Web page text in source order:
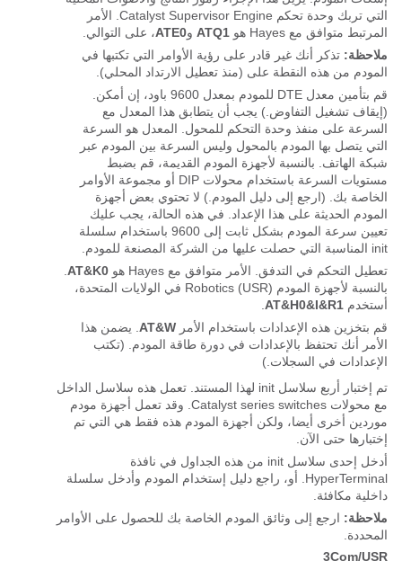
التي تربك وحدة تحكم Catalyst Supervisor Engine. الأمر
المرتبط متوافق مع Hayes هو
ATQ1 وATE0، على التوالي.
ملاحظة: تذكر أنك غير قادر على رؤية الأوامر التي تكتبها في
المودم من هذه النقطة على (منذ تعطيل الارتداد المحلي).
قم بتأمين معدل DTE للمودم بمعدل 9600 باود، إن أمكن.
(إيقاف تشغيل التفاوض.) يجب أن يتطابق هذا المعدل مع
السرعة على منفذ وحدة التحكم للمحول. المعدل هو السرعة
التي يتصل بها المودم بالمحول وليس السرعة بين المودم عبر
شبكة الهاتف. بالنسبة لأجهزة المودم القديمة، قم بضبط
مستويات السرعة باستخدام محولات DIP أو مجموعة الأوامر
الخاصة بك. (ارجع إلى دليل المودم.) لا تحتوي بعض أجهزة
المودم الحديثة على هذا الإعداد. في هذه الحالة، يجب عليك
تعيين سرعة المودم بشكل ثابت إلى 9600 باستخدام سلسلة
init المناسبة التي حصلت عليها من الشركة المصنعة للمودم.
تعطيل التحكم في التدفق. الأمر متوافق مع Hayes هو
AT&K0
.
بالنسبة لأجهزة المودم Robotics (USR) في الولايات المتحدة،
أستخدم AT&H0&I&R1
.
قم بتخزين هذه الإعدادات باستخدام الأمر AT&W. يضمن هذا
الأمر أنك تحتفظ بالإعدادات في دورة طاقة المودم. (تكتب
الإعدادات في السجلات.)
تم إختبار أربع سلاسل init لهذا المستند. تعمل هذه سلاسل الداخل
مع محولات Catalyst series switches. وقد تعمل أجهزة مودم
موردين أخرى أيضا، ولكن أجهزة المودم هذه فقط هي التي تم
إختبارها حتى الآن.
أدخل إحدى سلاسل init من هذه الجداول في نافذة
HyperTerminal. أو، راجع دليل إستخدام المودم وأدخل سلسلة
داخلية مكافئة.
ملاحظة: ارجع إلى وثائق المودم الخاصة بك للحصول على الأوامر
المحددة.
3Com/USR